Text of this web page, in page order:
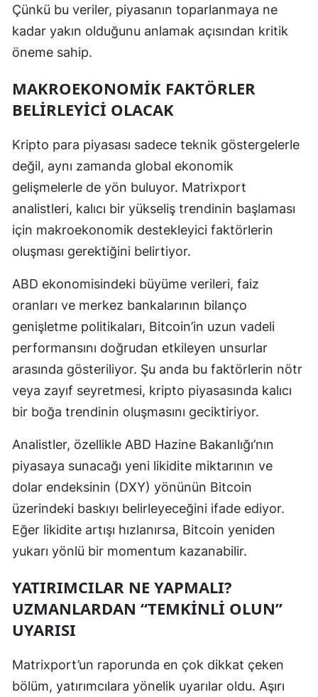
Yozgat
Aksaray
Karaman
Kırıkkale
Batman
Şırnak
Ardahan
Iğdır
Yalova
Karabük
Kilis
Düzce
Çünkü bu veriler, piyasanın toparlanmaya ne
kadar yakın olduğunu anlamak açısından kritik
öneme sahip.
MAKROEKONOMIK FAKTÖRLER
BELIRLEYICI OLACAK
Kripto para piyasası sadece teknik göstergelerle
değil, aynı zamanda global ekonomik
gelişmelerle de yön buluyor. Matrixport
analistleri, kalıcı bir yükseliş trendinin başlaması
için makroekonomik destekleyici faktörlerin
oluşması gerektiğini belirtiyor.
ABD ekonomisindeki büyüme verileri, faiz
oranları ve merkez bankalarının bilanço
genişletme politikaları, Bitcoin’in uzun vadeli
performansını doğrudan etkileyen unsurlar
arasında gösteriliyor. Şu anda bu faktörlerin nötr
veya zayıf seyretmesi, kripto piyasasında kalıcı
bir boğa trendinin oluşmasını geciktiriyor.
Analistler, özellikle ABD Hazine Bakanlığı’nın
piyasaya sunacağı yeni likidite miktarının ve
dolar endeksinin (DXY) yönünün Bitcoin
üzerindeki baskıyı belirleyeceğini ifade ediyor.
Eğer likidite artışı hızlanırsa, Bitcoin yeniden
yukarı yönlü bir momentum kazanabilir.
YATIRIMCILAR NE YAPMALI?
UZMANLARDAN “TEMKINLI OLUN”
UYARISI
Matrixport’un raporunda en çok dikkat çeken
bölüm, yatırımcılara yönelik uyarılar oldu. Aşırı